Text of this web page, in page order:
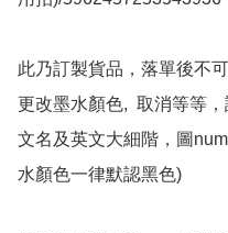
此乃訂製貨品，落單後不
更改墨水顏色,  取消等等
文名及英文大細階，圖
水顏色一律默認黑色)